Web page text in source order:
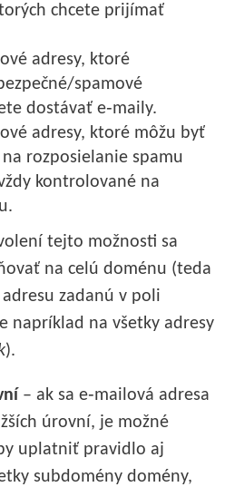
chcete prijímať
adresy, ktoré
spamové
dostávať e‑maily.
adresy, ktoré môžu byť
rozposielanie spamu
kontrolované na
tejto možnosti sa
na celú doménu (teda
zadanú v poli
napríklad na všetky adresy
).
– ak sa e‑mailová adresa
úrovní, je možné
uplatniť pravidlo aj
subdomény domény,